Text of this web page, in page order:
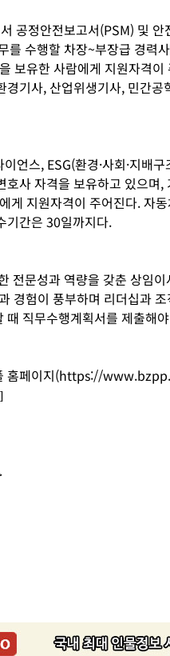
공정안전보고서(PSM) 및 안
수행할 차장~부장급 경력
보유한 사람에게 지원자격이
기사, 산업위생기사, 민간공
언스, ESG(환경·사회·지배구
사 자격을 보유하고 있으며,
게 지원자격이 주어진다. 자
기간은 30일까지다.
전문성과 역량을 갖춘 상임이
경험이 풍부하며 리더십과
직무수행계획서를 제출해
홈페이지(https://